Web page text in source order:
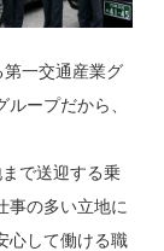
一交通産業グ
ープだから、
で送迎する乗
事の多い立地に
心して働ける職